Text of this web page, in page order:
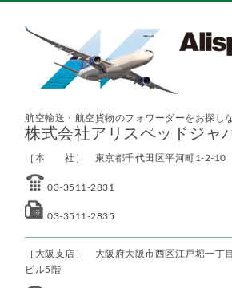
航空輸送・航空貨物のフォワーダーをお探し
株式会社アリスペッドジャ
［本 社］ 東京都千代田区平河町1-2-10
03-3511-2831
03-3511-2835
［大阪支店］ 大阪府大阪市西区江戸堀一丁
ビル5階